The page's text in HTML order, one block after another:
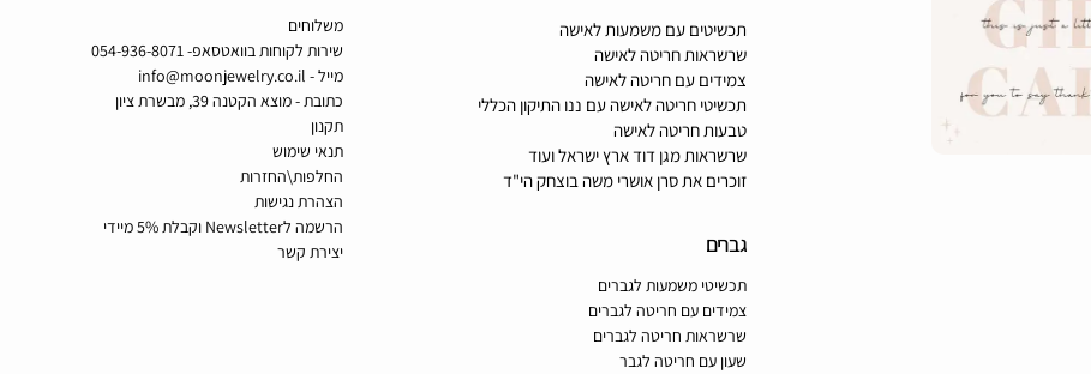
תכשיטים עם משמעות לאישה
שרשראות חריטה לאישה
צמידים עם חריטה לאישה
תכשיטי חריטה לאישה עם ננו התיקון הכללי
טבעות חריטה לאישה
שרשראות מגן דוד ארץ ישראל ועוד
זוכרים את סרן אושרי משה בוצחק הי"ד
גברים
תכשיטי משמעות לגברים
צמידים עם חריטה לגברים
שרשראות חריטה לגברים
שעון עם חריטה לגבר
משלוחים
שירות לקוחות בוואטסאפ- 054-936-8071
מייל - info@moonjewelry.co.il
כתובת - מוצא הקטנה 39, מבשרת ציון
תקנון
תנאי שימוש
החלפות\החזרות
הצהרת נגישות
הרשמה לNewsletter וקבלת 5% מיידי
יצירת קשר